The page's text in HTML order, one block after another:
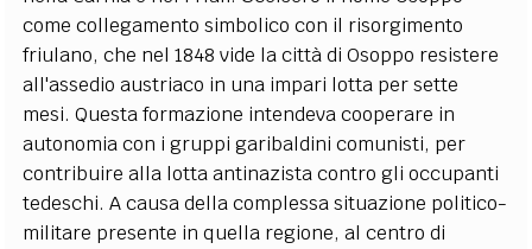
come collegamento simbolico con il risorgimento
friulano, che nel 1848 vide la città di Osoppo resistere
all'assedio austriaco in una impari lotta per sette
mesi. Questa formazione intendeva cooperare in
autonomia con i gruppi garibaldini comunisti, per
contribuire alla lotta antinazista contro gli occupanti
tedeschi. A causa della complessa situazione politico-
militare presente in quella regione, al centro di